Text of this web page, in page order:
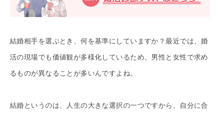
結婚相手を選ぶとき、何を基準にしていますか？最近では、婚
活の現場でも価値観が多様化しているため、男性と女性で求め
るものが異なることが多いんですよね。
結婚というのは、人生の大きな選択の一つですから、自分に合